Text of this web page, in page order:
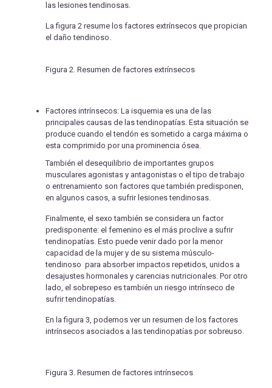
las lesiones tendinosas.
La figura 2 resume los factores extrínsecos que propician
el daño tendinoso.
Figura 2. Resumen de factores extrínsecos
Factores intrínsecos: La isquemia es una de las
principales causas de las tendinopatías. Esta situación se
produce cuando el tendón es sometido a carga máxima o
esta comprimido por una prominencia ósea.
También el desequilibrio de importantes grupos
musculares agonistas y antagonistas o el tipo de trabajo
o entrenamiento son factores que también predisponen,
en algunos casos, a sufrir lesiones tendinosas.
Finalmente, el sexo también se considera un factor
predisponente: el femenino es el más proclive a sufrir
tendinopatías. Esto puede venir dado por la menor
capacidad de la mujer y de su sistema músculo-
tendinoso para absorber impactos repetidos, unidos a
desajustes hormonales y carencias nutricionales. Por otro
lado, el sobrepeso es también un riesgo intrínseco de
sufrir tendinopatías.
En la figura 3, podemos ver un resumen de los factores
intrínsecos asociados a las tendinopatías por sobreuso.
Figura 3. Resumen de factores intrínsecos